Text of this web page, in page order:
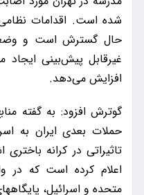
شده است. اقدامات
حال گسترش است و
غیرقابل پیش‌بینی ایجاد
افزایش می‌دهد.
گوترش افزود: به گفته
حملات بعدی ایران به
تاثیراتی در کرانه
اعلام کرده است که در
متحده و اسرائیل،